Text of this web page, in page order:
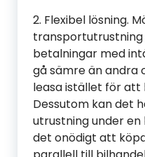
2. Flexibel lösning.
betalningar med
gå sämre än andra
leasa istället för att
Dessutom kan det
utrustning under
det onödigt att